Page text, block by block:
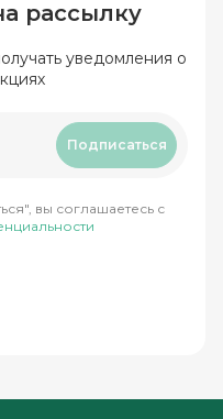
рассылку
уведомления о
Подписаться
вы соглашаетесь с